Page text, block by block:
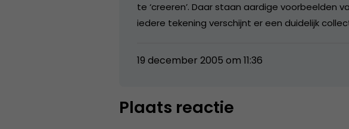
te ‘creeren’. Daar staan aardige voorbeelden
iedere tekening verschijnt er een duidelijk
19 december 2005 om 11:36
Plaats reactie